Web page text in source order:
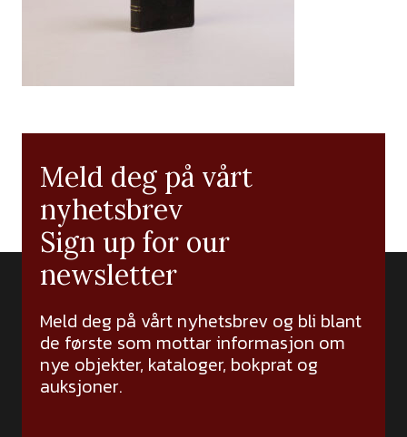
Meld deg på vårt
nyhetsbrev
Sign up for our
newsletter
Meld deg på vårt nyhetsbrev og bli blant
de første som mottar informasjon om
nye objekter, kataloger, bokprat og
auksjoner.